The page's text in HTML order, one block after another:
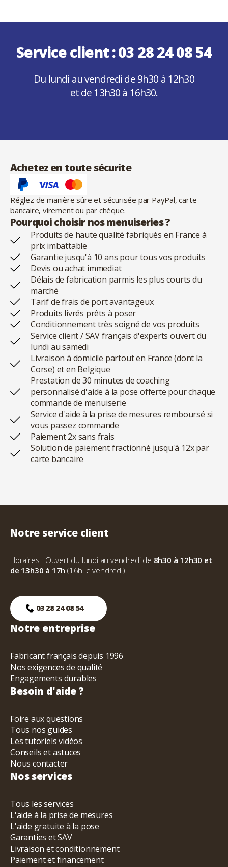
Service client :03 28 24 08 54
Du lundi au vendredi de 9h30 à 12h30
et de 13h30 à 16h30.
Achetez en toute sécurite
Réglez de manière sûre et sécurisée par PayPal, carte
bancaire, virement ou par chèque.
Pourquoi choisir nos menuiseries ?
Produits de haute qualité fabriqués en France à
prix imbattable
Garantie jusqu'à 10 ans pour tous vos produits
Devis ou achat immediat
Délais de fabrication parmis les plus courts du
marché
Tarif de frais de port avantageux
Produits livrés prêts à poser
Conditionnement très soigné de vos produits
Service client / SAV français d'experts ouvert du
lundi au samedi
Livraison à domicile partout en France (dont la
Corse) et en Belgique
Prestation de 30 minutes de coaching
personnalisé d'aide à la pose offerte pour chaque
commande de menuiserie
Service d'aide à la prise de mesures remboursé si
vous passez commande
Paiement 2x sans frais
Solution de paiement fractionné jusqu'à 12x par
carte bancaire
Notre service client
Horaires : Ouvert du lundi au vendredi de 8h30 à 12h30 et
de 13h30 à 17h(16h le vendredi).
03 28 24 08 54
Notre entreprise
Fabricant français depuis 1996
Nos exigences de qualité
Engagements durables
Besoin d'aide ?
Foire aux questions
Tous nos guides
Les tutoriels vidéos
Conseils et astuces
Nous contacter
Nos services
Tous les services
L'aide à la prise de mesures
L'aide gratuite à la pose
Garanties et SAV
Livraison et conditionnement
Paiement et financement